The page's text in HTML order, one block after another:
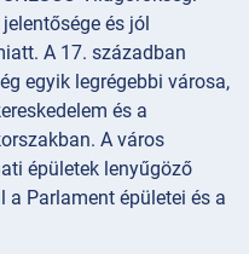
és jól
A 17. században
egyik legrégebbi városa,
és a
A város
épületek lenyűgöző
Parlament épületei és a